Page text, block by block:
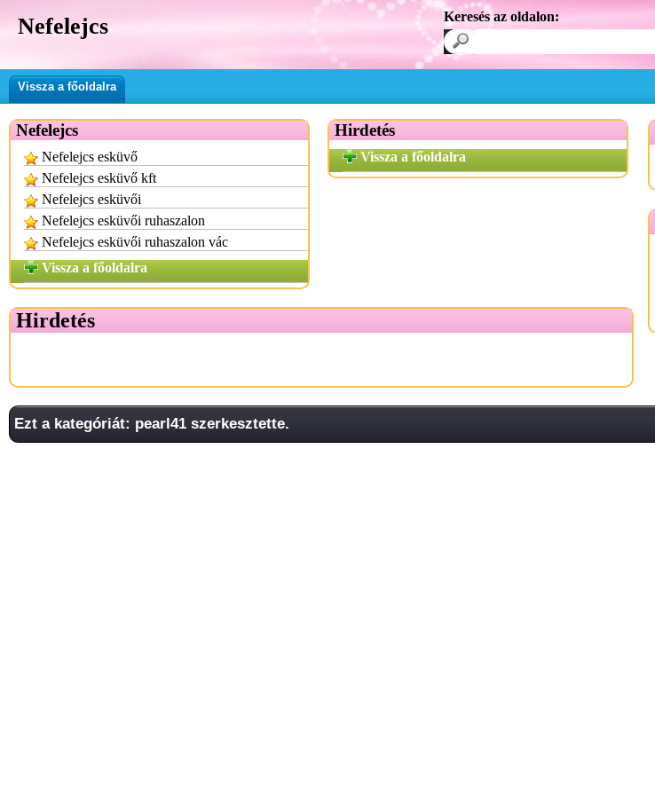
Nefelejcs Keresés az oldalon:
Vissza a főoldalra
Nefelejcs
Nefelejcs esküvő
Nefelejcs esküvő kft
Nefelejcs esküvői
Nefelejcs esküvői ruhaszalon
Nefelejcs esküvői ruhaszalon vác
Vissza a főoldalra
Hirdetés
Vissza a főoldalra
Hirdetés
Ezt a kategóriát: pearl41 szerkesztette.